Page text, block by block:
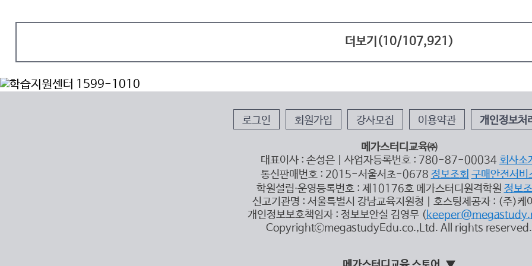
더보기(10/107,921 )
로그인 회원가입 강사모집 이용약관 개인정보처
메가스터디교육㈜
대표이사 : 손성은 | 사업자등록번호 : 780-87-00034 회사소
통신판매번호 : 2015-서울서초-0678 정보조회 구매안전서비
학원설립∙운영등록번호 : 제10176호 메가스터디원격학원 정보
신고기관명 : 서울특별시 강남교육지원청 | 호스팅제공자 : (주)케
개인정보보호책임자 : 정보보안실 김영무 (
CopyrightⓒmegastudyEdu.co.,Ltd. All rights reserved.